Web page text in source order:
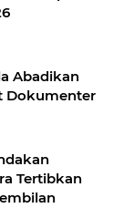
Abadikan
Dokumenter
Tertibkan